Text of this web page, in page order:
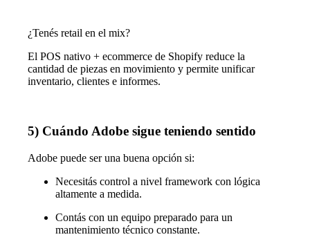
¿Tenés retail en el mix?
El POS nativo + ecommerce de Shopify reduce la
cantidad de piezas en movimiento y permite unificar
inventario, clientes e informes.
5) Cuándo Adobe sigue teniendo sentido
Adobe puede ser una buena opción si:
Necesitás control a nivel framework con lógica
altamente a medida.
Contás con un equipo preparado para un
mantenimiento técnico constante.